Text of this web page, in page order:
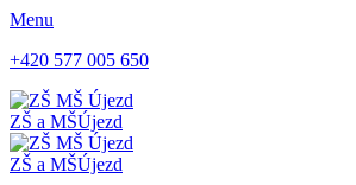
Menu
+420 577 005 650
ZŠ a MŠÚjezd
ZŠ a MŠÚjezd